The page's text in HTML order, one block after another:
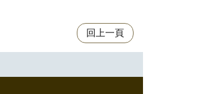
回上一頁